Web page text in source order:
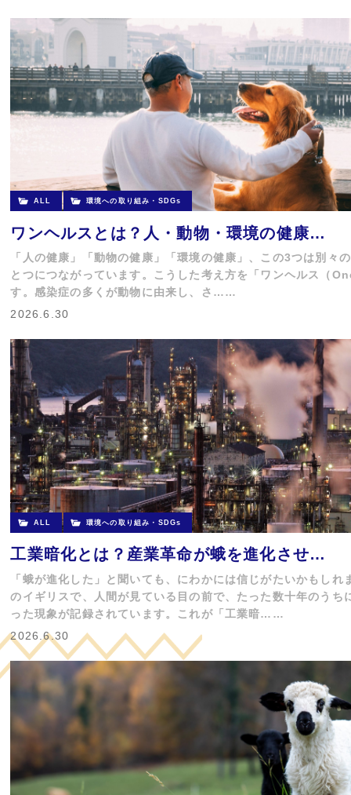
ALL 環境への取り組み・SDGs
ワンヘルスとは？人・動物・環境の健康…
「人の健康」「動物の健康」「環境の健康」、この3つは別々
とつにつながっています。こうした考え方を「ワンヘルス（
す。感染症の多くが動物に由来し、さ……
2026.6.30
ALL 環境への取り組み・SDGs
工業暗化とは？産業革命が蛾を進化させ…
「蛾が進化した」と聞いても、にわかには信じがたいかもしれ
のイギリスで、人間が見ている目の前で、たった数十年のうち
った現象が記録されています。これが「工業暗……
2026.6.30